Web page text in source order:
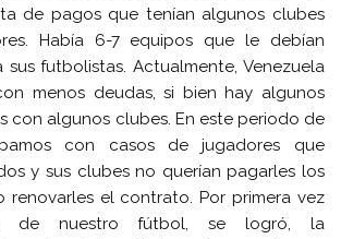
de pagos que tenían algunos clubes
Había 6-7 equipos que le debían
sus futbolistas. Actualmente, Venezuela
menos deudas, si bien hay algunos
con algunos clubes. En este periodo de
con casos de jugadores que
y sus clubes no querían pagarles los
renovarles el contrato. Por primera vez
de nuestro fútbol, se logró, la